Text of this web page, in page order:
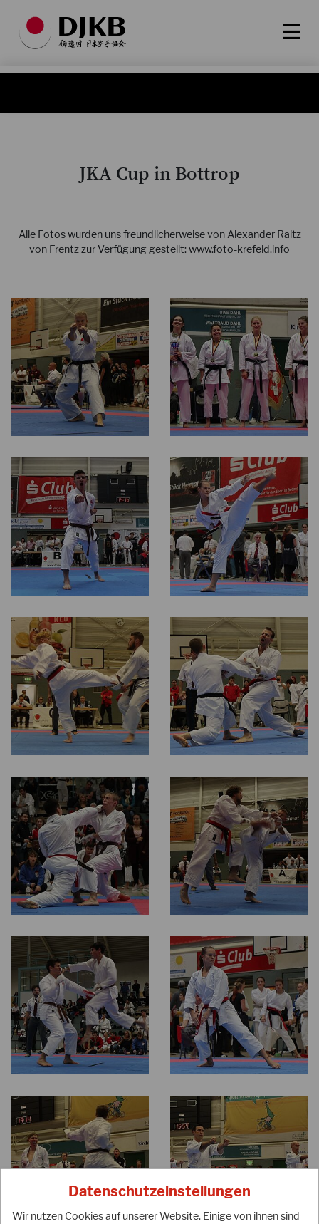
Datenschutzeinstellungen
Wir nutzen Cookies auf unserer Website. Einige von ihnen sind
JKA-Cup in Bottrop
Alle Fotos wurden uns freundlicherweise von Alexander Raitz
von Frentz zur Verfügung gestellt: www.foto-krefeld.info